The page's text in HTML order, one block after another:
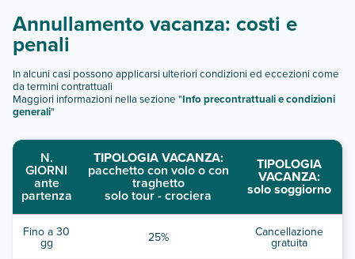
Annullamento vacanza: costi e
penali
In alcuni casi possono applicarsi ulteriori condizioni ed eccezioni come
da termini contrattuali
Maggiori informazioni nella sezione "Info precontrattuali e condizioni
generali"
N.
GIORNI
ante
partenza
TIPOLOGIA VACANZA:
pacchetto con volo o con
traghetto
solo tour - crociera
TIPOLOGIA
VACANZA:
solo soggiorno
Fino a 30
gg 25% Cancellazione
gratuita